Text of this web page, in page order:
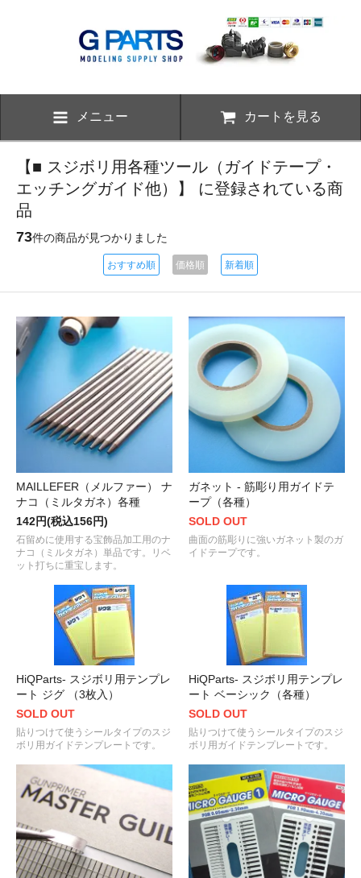
メニュー カートを見る
【■ スジボリ用各種ツール（ガイドテープ・
エッチングガイド他）】 に登録されている商
品
73件の商品が見つかりました
おすすめ順 価格順 新着順
MAILLEFER（メルファー） ナ
ナコ（ミルタガネ）各種
142円(税込156円)
石留めに使用する宝飾品加工用のナ
ナコ（ミルタガネ）単品です。リベ
ット打ちに重宝します。
ガネット - 筋彫り用ガイドテ
ープ（各種）
SOLD OUT
曲面の筋彫りに強いガネット製のガ
イドテープです。
HiQParts- スジボリ用テンプレ
ート ジグ （3枚入）
SOLD OUT
貼りつけて使うシールタイプのスジ
ボリ用ガイドテンプレートです。
HiQParts- スジボリ用テンプレ
ート ベーシック（各種）
SOLD OUT
貼りつけて使うシールタイプのスジ
ボリ用ガイドテンプレートです。